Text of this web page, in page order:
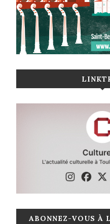
ABONNEZ-VOUS À